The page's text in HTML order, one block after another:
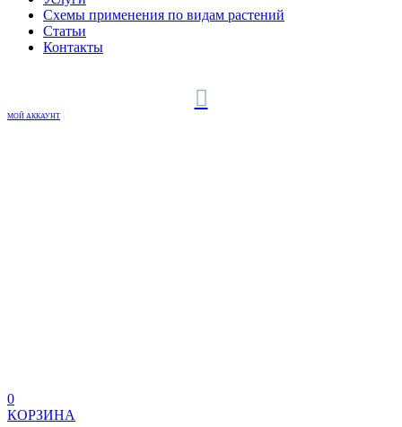
Схемы применения по видам растений
Статьи
Контакты
МОЙ АККАУНТ
0
КОРЗИНА